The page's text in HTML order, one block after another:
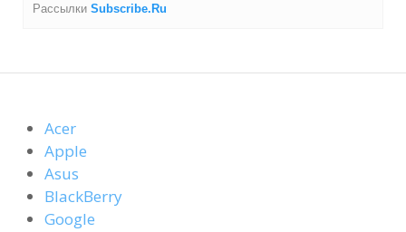
Рассылки Subscribe.Ru
Acer
Apple
Asus
BlackBerry
Google